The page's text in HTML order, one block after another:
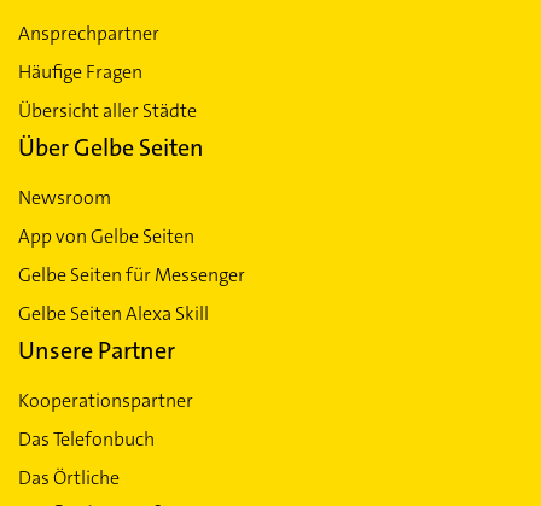
Ansprechpartner
Häufige Fragen
Übersicht aller Städte
Über Gelbe Seiten
Newsroom
App von Gelbe Seiten
Gelbe Seiten für Messenger
Gelbe Seiten Alexa Skill
Unsere Partner
Kooperationspartner
Das Telefonbuch
Das Örtliche